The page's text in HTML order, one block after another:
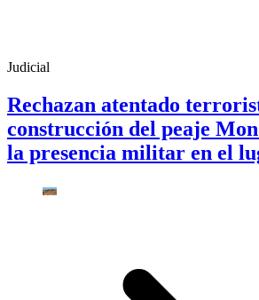
Judicial
Rechazan atentado
construcción del peaje
la presencia militar en el